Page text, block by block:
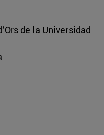
de la Universidad